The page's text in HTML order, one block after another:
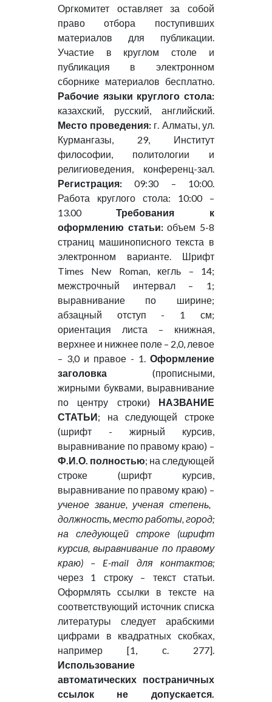
Оргкомитет оставляет за собой
право отбора поступивших
материалов для публикации.
Участие в круглом столе и
публикация в электронном
сборнике материалов бесплатно.
Рабочие языки круглого стола:
казахский, русский, английский.
Место проведения: г. Алматы, ул.
Курмангазы, 29, Институт
философии, политологии и
религиоведения, конференц-зал.
Регистрация:09:30 – 10:00.
Работа круглого стола: 10:00 –
13.00Требования к
оформлению статьи:объем 5-8
страниц машинописного текста в
электронном варианте. Шрифт
Times New Roman, кегль – 14;
межстрочный интервал – 1;
выравнивание по ширине;
абзацный отступ - 1 см;
ориентация листа – книжная,
верхнее и нижнее поле – 2,0, левое
– 3,0 и правое - 1.Оформление
заголовка(прописными,
жирными буквами, выравнивание
по центру строки) НАЗВАНИЕ
СТАТЬИ; на следующей строке
(шрифт - жирный курсив,
выравнивание по правому краю) –
Ф.И.О. полностью; на следующей
строке (шрифт курсив,
выравнивание по правому краю) –
ученое звание, ученая степень,
должность, место работы, город;
на следующей строке (шрифт
курсив, выравнивание по правому
краю) – E-mail для контактов;
через 1 строку – текст статьи.
Оформлять ссылки в тексте на
соответствующий источник списка
литературы следует арабскими
цифрами в квадратных скобках,
например [1, с. 277].
Использование
автоматических постраничных
ссылок не допускается.